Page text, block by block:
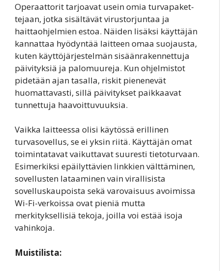
Operaattorit tarjoavat usein omia turvapaket­
tejaan, jotka sisältävät virustorjuntaa ja
haittaohjelmien estoa. Näiden lisäksi käyttäjän
kannattaa hyödyntää laitteen omaa suojausta,
kuten käyttöjärjestelmän sisäänrakennettuja
päivityksiä ja palomuureja. Kun ohjelmistot
pidetään ajan tasalla, riskit pienenevät
huomattavasti, sillä päivitykset paikkaavat
tunnettuja haavoittuvuuksia.
Vaikka laitteessa olisi käytössä erillinen
turvasovellus, se ei yksin riitä. Käyttäjän omat
toimintatavat vaikuttavat suuresti tietoturvaan.
Esimerkiksi epäilyttävien linkkien välttäminen,
sovellusten lataaminen vain virallisista
sovelluskaupoista sekä varovaisuus avoimissa
Wi-Fi-verkoissa ovat pieniä mutta
merkityksellisiä tekoja, joilla voi estää isoja
vahinkoja.
Muistilista: